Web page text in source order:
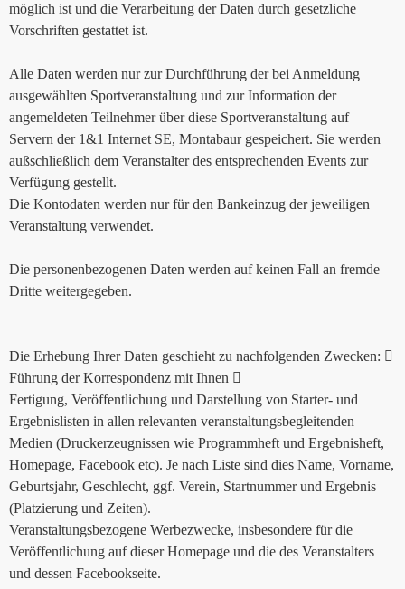
möglich ist und die Verarbeitung der Daten durch gesetzliche
Vorschriften gestattet ist.
Alle Daten werden nur zur Durchführung der bei Anmeldung
ausgewählten Sportveranstaltung und zur Information der
angemeldeten Teilnehmer über diese Sportveranstaltung auf
Servern der 1&1 Internet SE, Montabaur gespeichert. Sie werden
außschließlich dem Veranstalter des entsprechenden Events zur
Verfügung gestellt.
Die Kontodaten werden nur für den Bankeinzug der jeweiligen
Veranstaltung verwendet.
Die personenbezogenen Daten werden auf keinen Fall an fremde
Dritte weitergegeben.
Die Erhebung Ihrer Daten geschieht zu nachfolgenden Zwecken: 
Führung der Korrespondenz mit Ihnen 
Fertigung, Veröffentlichung und Darstellung von Starter- und
Ergebnislisten in allen relevanten veranstaltungsbegleitenden
Medien (Druckerzeugnissen wie Programmheft und Ergebnisheft,
Homepage, Facebook etc). Je nach Liste sind dies Name, Vorname,
Geburtsjahr, Geschlecht, ggf. Verein, Startnummer und Ergebnis
(Platzierung und Zeiten).
Veranstaltungsbezogene Werbezwecke, insbesondere für die
Veröffentlichung auf dieser Homepage und die des Veranstalters
und dessen Facebookseite.